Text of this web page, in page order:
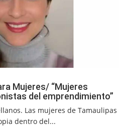
Mujeres/ “Mujeres
del emprendimiento”
Las mujeres de Tamaulipas
dentro del...